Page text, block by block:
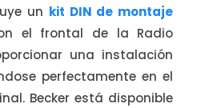
un kit DIN de montaje
el frontal de la Radio
una instalación
perfectamente en el
Becker está disponible